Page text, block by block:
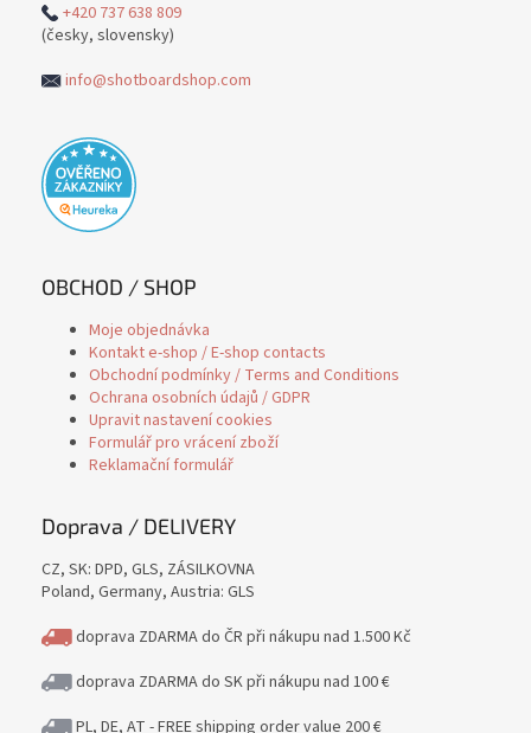
+420 737 638 809
(česky, slovensky)
info@shotboardshop.com
OBCHOD / SHOP
Moje objednávka
Kontakt e-shop / E-shop contacts
Obchodní podmínky / Terms and Conditions
Ochrana osobních údajů / GDPR
Upravit nastavení cookies
Formulář pro vrácení zboží
Reklamační formulář
Doprava / DELIVERY
CZ, SK: DPD, GLS, ZÁSILKOVNA
Poland, Germany, Austria: GLS
doprava ZDARMA do ČR při nákupu nad 1.500 Kč
doprava ZDARMA do SK při nákupu nad 100 €
PL, DE, AT - FREE shipping order value 200 €